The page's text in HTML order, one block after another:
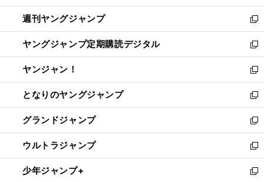
開
く
ウ
で
開
く
ン
ド
ウ
で
開
く
ウ
ィ
ン
ド
ウ
で
開
く
週刊ヤングジャンプ
新
し
い
ウ
ィ
ン
ド
ウ
で
開
く
ヤングジャンプ定期購読デジタル
新
し
い
ウ
ィ
ン
ド
ウ
で
開
く
ヤンジャン！
新
し
い
ウ
ィ
ン
ド
ウ
で
となりのヤングジャンプ
新
し
い
ウ
ィ
ン
ド
グランドジャンプ
新
し
い
ウ
ィ
ウルトラジャンプ
新
し
い
少年ジャンプ+
新